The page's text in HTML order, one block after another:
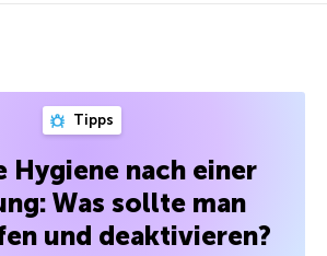
Tipps
Hygiene nach einer
Was sollte man
und deaktivieren?